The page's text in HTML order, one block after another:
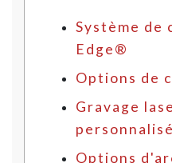
Système de
Edge®
Options de
Gravage
personnalisé
Options